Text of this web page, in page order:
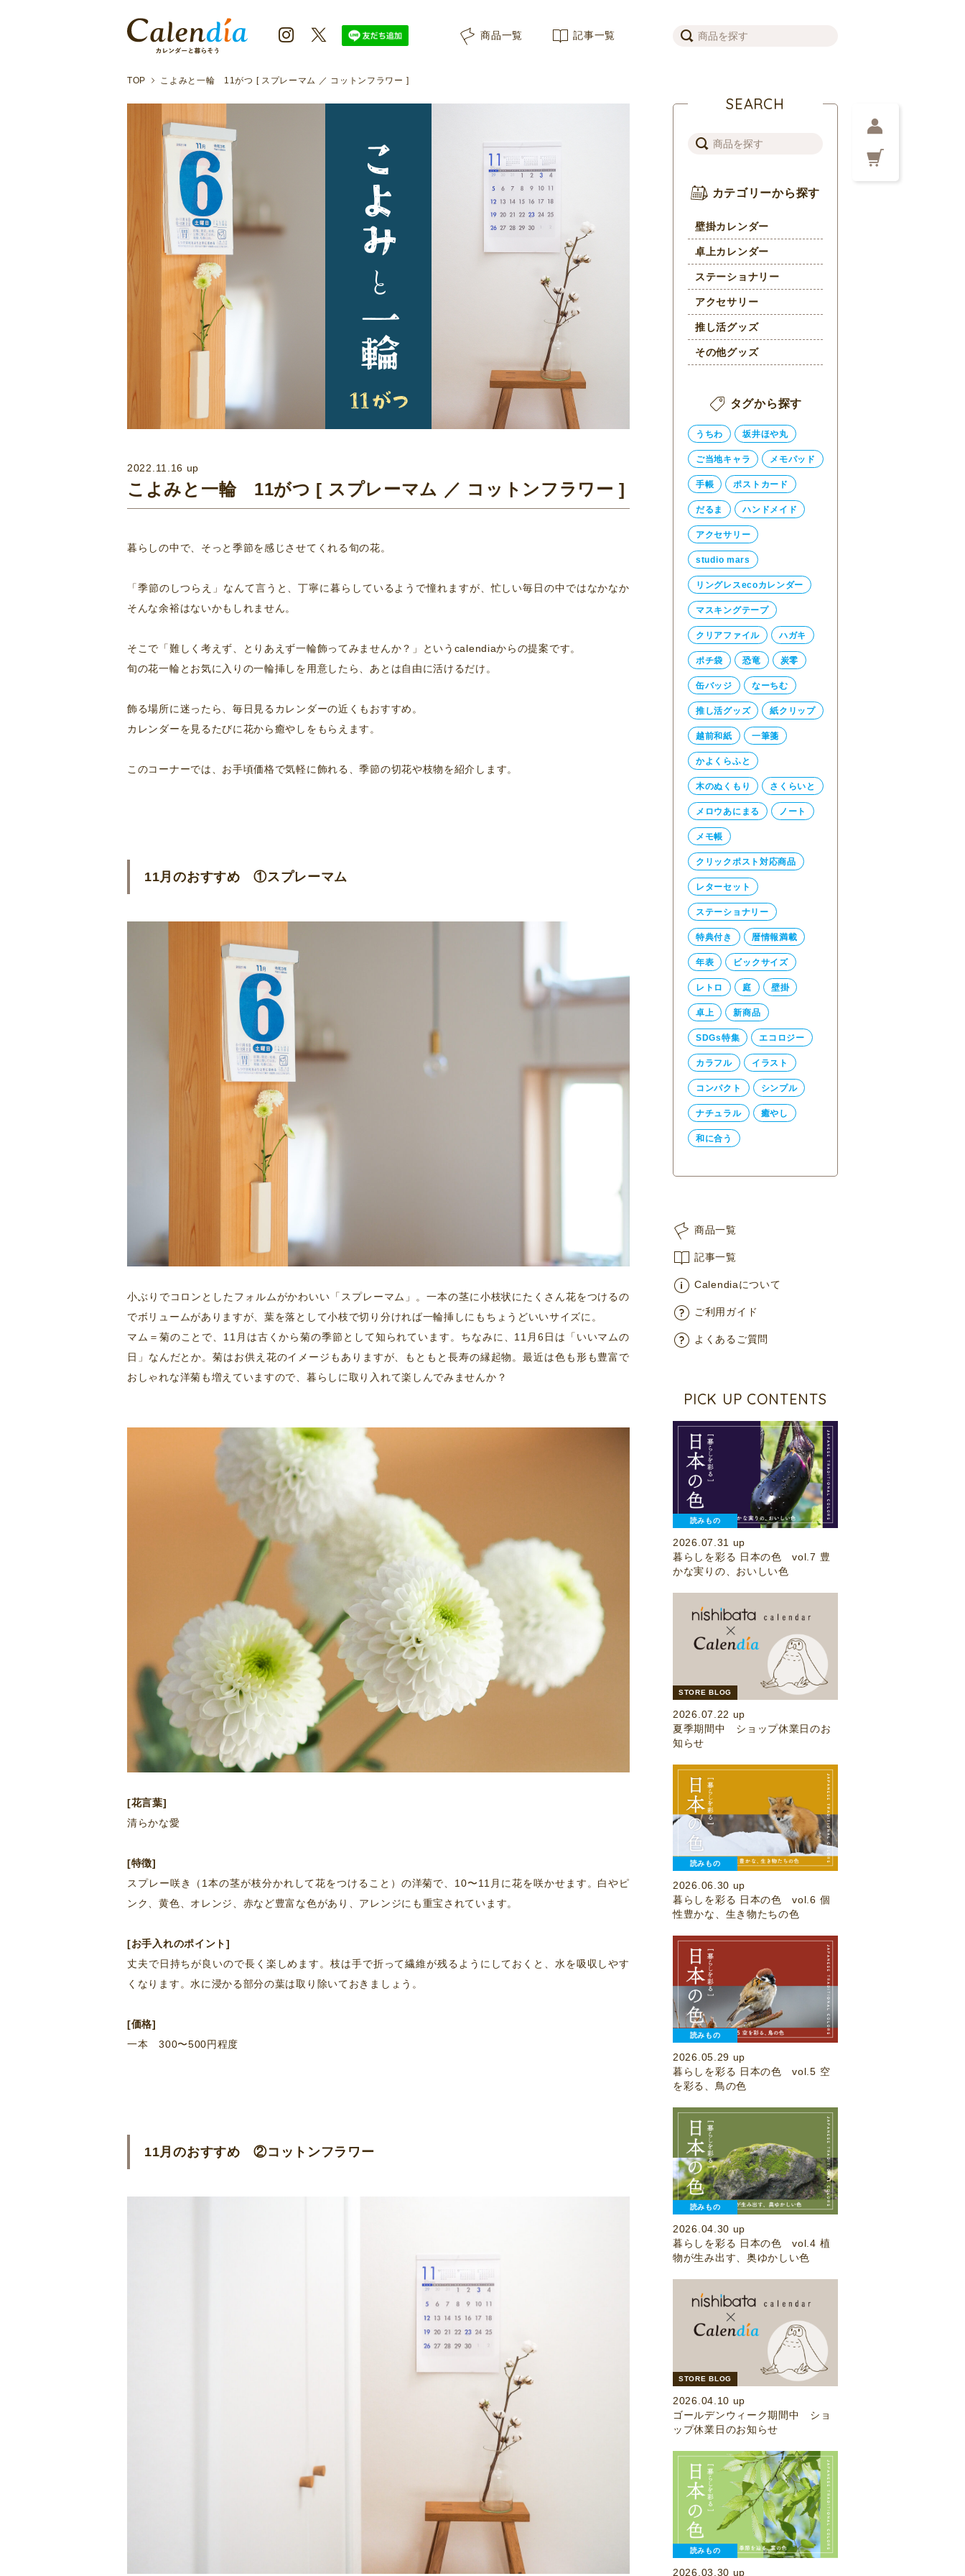
商品一覧 記事一覧
TOP こよみと一輪 11がつ [ スプレーマム ／ コットンフラワー ]
2022.11.16 up
こよみと一輪 11がつ [ スプレーマム ／ コットンフラワー ]
暮らしの中で、そっと季節を感じさせてくれる旬の花。
「季節のしつらえ」なんて言うと、丁寧に暮らしているようで憧れますが、忙しい毎日の中ではなかなか
そんな余裕はないかもしれません。
そこで「難しく考えず、とりあえず一輪飾ってみませんか？」というcalendiaからの提案です。
旬の花一輪とお気に入りの一輪挿しを用意したら、あとは自由に活けるだけ。
飾る場所に迷ったら、毎日見るカレンダーの近くもおすすめ。
カレンダーを見るたびに花から癒やしをもらえます。
このコーナーでは、お手頃価格で気軽に飾れる、季節の切花や枝物を紹介します。
11月のおすすめ ①スプレーマム
小ぶりでコロンとしたフォルムがかわいい「スプレーマム」。一本の茎に小枝状にたくさん花をつけるの
でボリュームがありますが、葉を落として小枝で切り分ければ一輪挿しにもちょうどいいサイズに。
マム＝菊のことで、11月は古くから菊の季節として知られています。ちなみに、11月6日は「いいマムの
日」なんだとか。菊はお供え花のイメージもありますが、もともと長寿の縁起物。最近は色も形も豊富で
おしゃれな洋菊も増えていますので、暮らしに取り入れて楽しんでみませんか？
[花言葉]
清らかな愛
[特徴]
スプレー咲き（1本の茎が枝分かれして花をつけること）の洋菊で、10〜11月に花を咲かせます。白やピ
ンク、黄色、オレンジ、赤など豊富な色があり、アレンジにも重宝されています。
[お手入れのポイント]
丈夫で日持ちが良いので長く楽しめます。枝は手で折って繊維が残るようにしておくと、水を吸収しやす
くなります。水に浸かる部分の葉は取り除いておきましょう。
[価格]
一本 300〜500円程度
11月のおすすめ ②コットンフラワー
SEARCH
カテゴリーから探す
壁掛カレンダー
卓上カレンダー
ステーショナリー
アクセサリー
推し活グッズ
その他グッズ
タグから探す
うちわ 坂井ほや丸
ご当地キャラ メモパッド
手帳 ポストカード
だるま ハンドメイド
アクセサリー
studio mars
リングレスecoカレンダー
マスキングテープ
クリアファイル ハガキ
ポチ袋 恐竜 炭零
缶バッジ なーちむ
推し活グッズ 紙クリップ
越前和紙 一筆箋
かよくらふと
木のぬくもり さくらいと
メロウあにまる ノート
メモ帳
クリックポスト対応商品
レターセット
ステーショナリー
特典付き 暦情報満載
年表 ビックサイズ
レトロ 庭 壁掛
卓上 新商品
SDGs特集 エコロジー
カラフル イラスト
コンパクト シンプル
ナチュラル 癒やし
和に合う
商品一覧
記事一覧
Calendiaについて
ご利用ガイド
よくあるご質問
PICK UP CONTENTS
読みもの
2026.07.31 up
暮らしを彩る 日本の色 vol.7 豊
かな実りの、おいしい色
STORE BLOG
2026.07.22 up
夏季期間中 ショップ休業日のお
知らせ
読みもの
2026.06.30 up
暮らしを彩る 日本の色 vol.6 個
性豊かな、生き物たちの色
読みもの
2026.05.29 up
暮らしを彩る 日本の色 vol.5 空
を彩る、鳥の色
読みもの
2026.04.30 up
暮らしを彩る 日本の色 vol.4 植
物が生み出す、奥ゆかしい色
STORE BLOG
2026.04.10 up
ゴールデンウィーク期間中 ショ
ップ休業日のお知らせ
読みもの
2026.03.30 up